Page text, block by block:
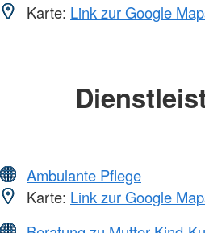
Karte: Link zur Google
Ambulante Pflege
Karte: Link zur Google